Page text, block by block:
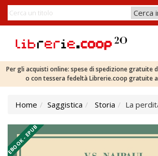
Per gli acquisti online: spese di spedizione gratuite
o con tessera fedeltà Librerie.coop gratuite
Home Saggistica Storia La
EBOOK - EPUB